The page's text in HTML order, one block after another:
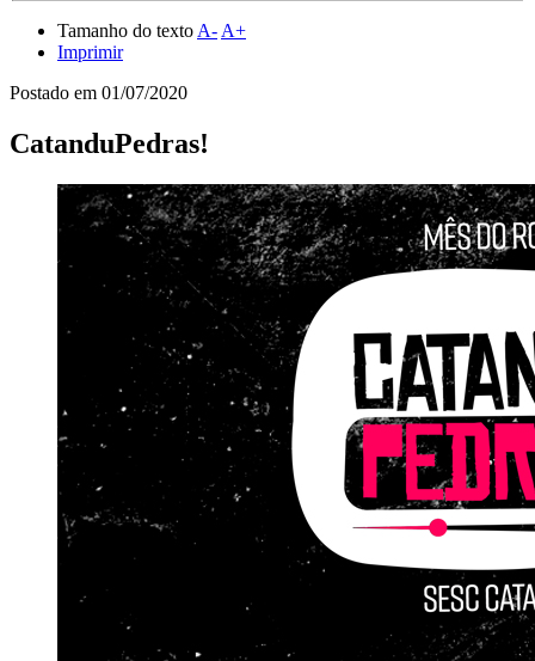
Tamanho do texto A- A+
Imprimir
Postado em 01/07/2020
CatanduPedras!